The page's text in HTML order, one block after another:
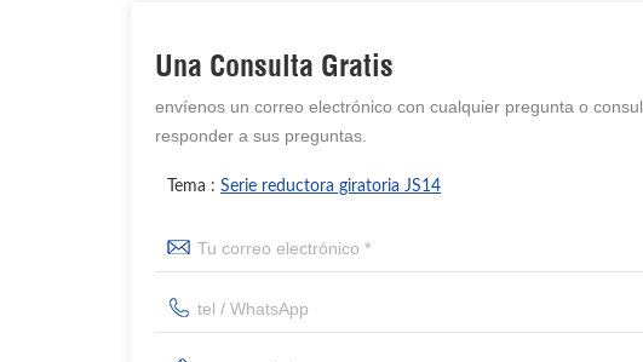
Una Consulta Gratis
envíenos un correo electrónico con cualquier pregunta o
responder a sus preguntas.
Tema : Serie reductora giratoria JS14